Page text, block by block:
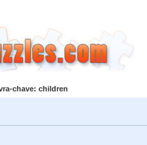
chave: children